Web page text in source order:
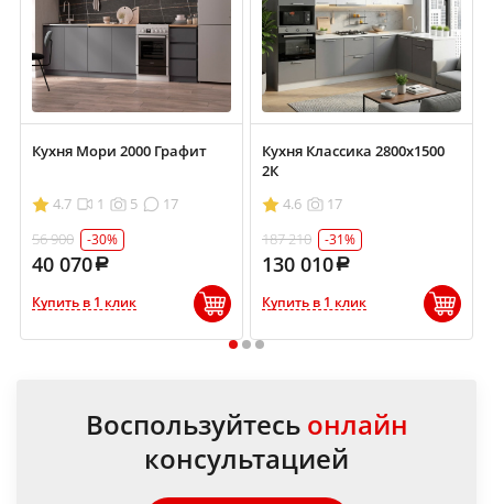
Кухня Мори 2000 Графит
4.7 1 5
17
56 900
-30%
40 070
Купить в 1 клик
Кухня Классика 2800х1500
2К
4.6
17
187 210
-31%
130 010
Купить в 1 клик
1 2 3
Воспользуйтесь онлайн
консультацией